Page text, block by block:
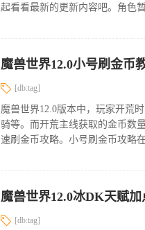
起看看最新的更新内容吧。角色
魔兽世界12.0小号刷金币
[db:tag]
魔兽世界12.0版本中，玩家开荒
骑等。而开荒主线获取的金币数
速刷金币攻略。小号刷金币攻略
魔兽世界12.0冰DK天赋加
[db:tag]